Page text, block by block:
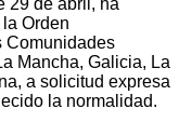
29 de abril, ha
Orden
Comunidades
Mancha, Galicia, La
a solicitud expresa
la normalidad.